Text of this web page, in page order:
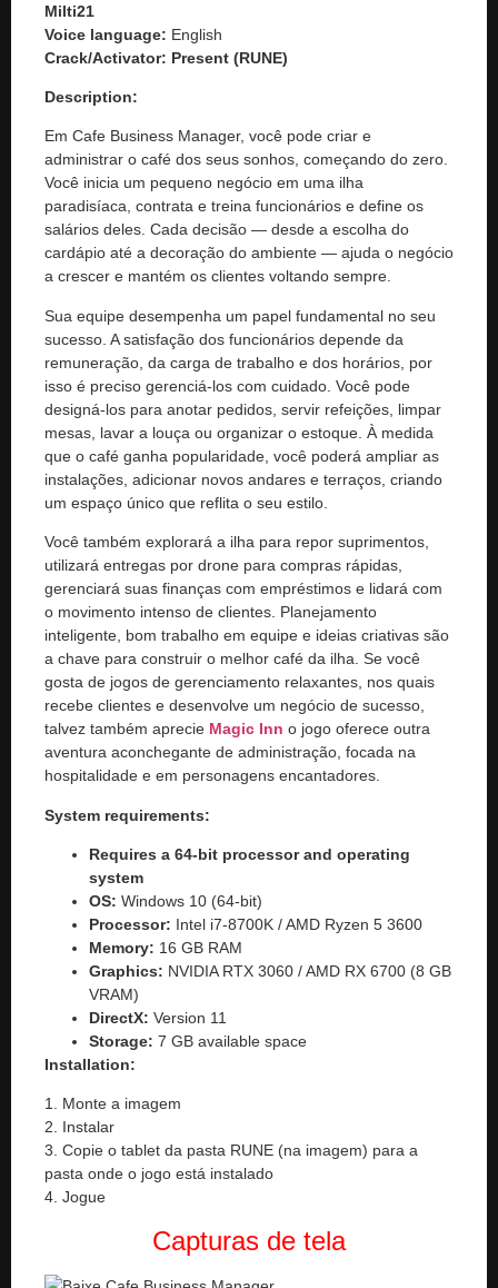
Milti21
Voice language: English
Crack/Activator: Present (RUNE)
Description:
Em Cafe Business Manager, você pode criar e
administrar o café dos seus sonhos, começando do zero.
Você inicia um pequeno negócio em uma ilha
paradisíaca, contrata e treina funcionários e define os
salários deles. Cada decisão — desde a escolha do
cardápio até a decoração do ambiente — ajuda o negócio
a crescer e mantém os clientes voltando sempre.
Sua equipe desempenha um papel fundamental no seu
sucesso. A satisfação dos funcionários depende da
remuneração, da carga de trabalho e dos horários, por
isso é preciso gerenciá-los com cuidado. Você pode
designá-los para anotar pedidos, servir refeições, limpar
mesas, lavar a louça ou organizar o estoque. À medida
que o café ganha popularidade, você poderá ampliar as
instalações, adicionar novos andares e terraços, criando
um espaço único que reflita o seu estilo.
Você também explorará a ilha para repor suprimentos,
utilizará entregas por drone para compras rápidas,
gerenciará suas finanças com empréstimos e lidará com
o movimento intenso de clientes. Planejamento
inteligente, bom trabalho em equipe e ideias criativas são
a chave para construir o melhor café da ilha. Se você
gosta de jogos de gerenciamento relaxantes, nos quais
recebe clientes e desenvolve um negócio de sucesso,
talvez também aprecie Magic Inn o jogo oferece outra
aventura aconchegante de administração, focada na
hospitalidade e em personagens encantadores.
System requirements:
Requires a 64-bit processor and operating
system
OS: Windows 10 (64-bit)
Processor: Intel i7-8700K / AMD Ryzen 5 3600
Memory: 16 GB RAM
Graphics: NVIDIA RTX 3060 / AMD RX 6700 (8 GB
VRAM)
DirectX: Version 11
Storage: 7 GB available space
Installation:
1. Monte a imagem
2. Instalar
3. Copie o tablet da pasta RUNE (na imagem) para a
pasta onde o jogo está instalado
4. Jogue
Capturas de tela